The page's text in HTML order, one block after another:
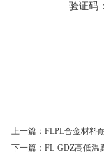
验证码
上一篇： FLPL合金材料
下一篇： FL-GDZ高低温